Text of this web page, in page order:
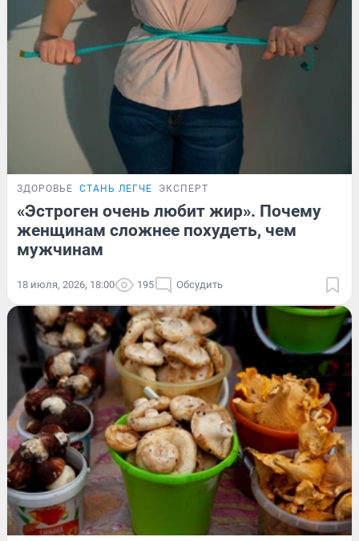
ЗДОРОВЬЕ СТАНЬ ЛЕГЧЕ ЭКСПЕРТ
«Эстроген очень любит жир». Почему
женщинам сложнее похудеть, чем
мужчинам
18 июля, 2026, 18:00 195 Обсудить